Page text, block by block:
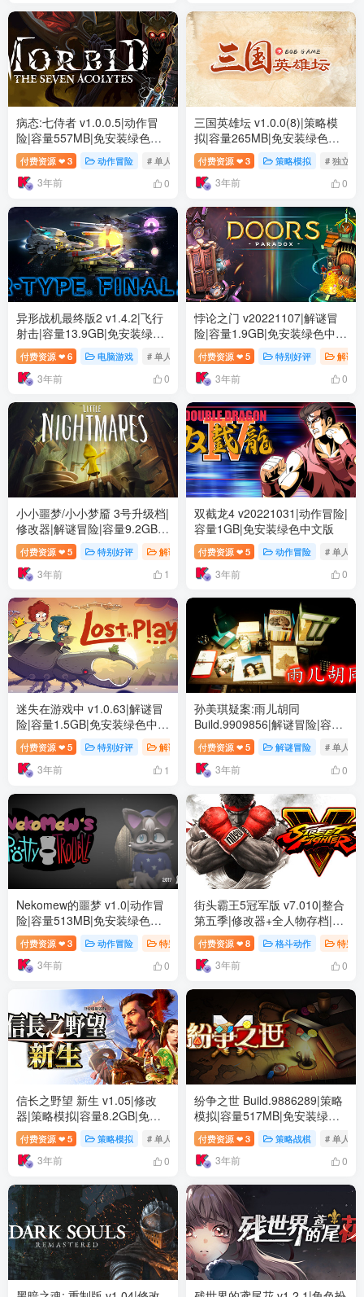
病态:七侍者 v1.0.0.5|动作冒
险|容量557MB|免安装绿色中
文版
付费资源 ❤ 3 动作冒险 # 单人 # 冒险 # 独立
3年前 0
三国英雄坛 v1.0.0(8)|策略模
拟|容量265MB|免安装绿色中
文版
付费资源 ❤ 3 策略模拟 # 独立
3年前 0
异形战机最终版2 v1.4.2|飞行
射击|容量13.9GB|免安装绿色
中文版
付费资源 ❤ 6 电脑游戏 # 单人 # 动作 # 3D
3年前 0
悖论之门 v20221107|解谜冒
险|容量1.9GB|免安装绿色中文
版付费资源 ❤ 5 特别好评 解谜
3年前 0
小小噩梦/小小梦靥 3号升级档|
修改器|解谜冒险|容量9.2GB|
免安装绿色中文版
付费资源 ❤ 5 特别好评 解谜冒险 # 单人 # 冒险 # 独立
3年前 1
双截龙4 v20221031|动作冒险|
容量1GB|免安装绿色中文版
付费资源 ❤ 5 动作冒险 # 单人
3年前 0
迷失在游戏中 v1.0.63|解谜冒
险|容量1.5GB|免安装绿色中文
版付费资源 ❤ 5 特别好评 解谜冒险 # 单人 # 冒险 # 独立
3年前 1
孙美琪疑案:雨儿胡同
Build.9909856|解谜冒险|容量
9.6GB|免安装绿色中文版
付费资源 ❤ 5 解谜冒险 # 单人
3年前 0
Nekomew的噩梦 v1.0|动作冒
险|容量513MB|免安装绿色中
文版
付费资源 ❤ 3 动作冒险 特别好评 # 独立 # 可爱 # 恐怖
3年前 0
街头霸王5冠军版 v7.010|整合
第五季|修改器+全人物存档|格
斗动作|容量54.6GB|免安装绿
色中文版
付费资源 ❤ 8 格斗动作 特别
3年前 0
信长之野望 新生 v1.05|修改
器|策略模拟|容量8.2GB|免安
装绿色中文版
付费资源 ❤ 5 策略模拟 # 单人 # 模拟 # 3D
3年前 0
纷争之世 Build.9886289|策略
模拟|容量517MB|免安装绿色
中文版
付费资源 ❤ 3 策略战棋 # 单人
3年前 0